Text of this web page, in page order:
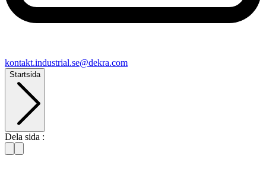
kontakt​.industrial.se@​dekra.com
Startsida
Dela sida :